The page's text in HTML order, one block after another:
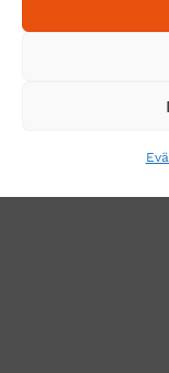
Tilaa uutiskirje